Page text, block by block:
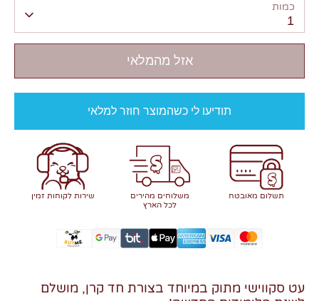
כמות
1
אזל מהמלאי
תודיעו לי כשהמוצר חוזר למלאי
תשלום מאובטח
משלוחים מהירים
לכל הארץ
שירות לקוחות זמין
עט סקווישי מתוק במיוחד בצורת חד קרן, מושלם